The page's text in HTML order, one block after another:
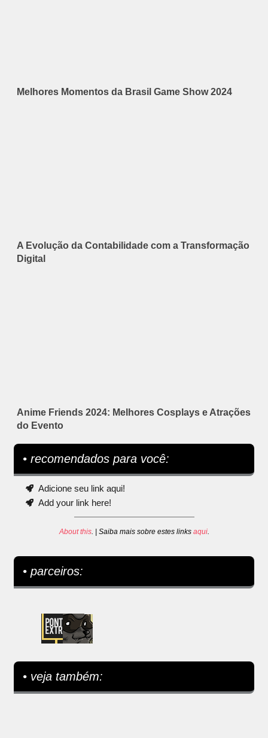
Melhores Momentos da Brasil Game Show 2024
A Evolução da Contabilidade com a Transformação
Digital
Anime Friends 2024: Melhores Cosplays e Atrações
do Evento
• recomendados para você:
Adicione seu link aqui!
Add your link here!
About this. | Saiba mais sobre estes links aqui.
• parceiros:
• veja também: